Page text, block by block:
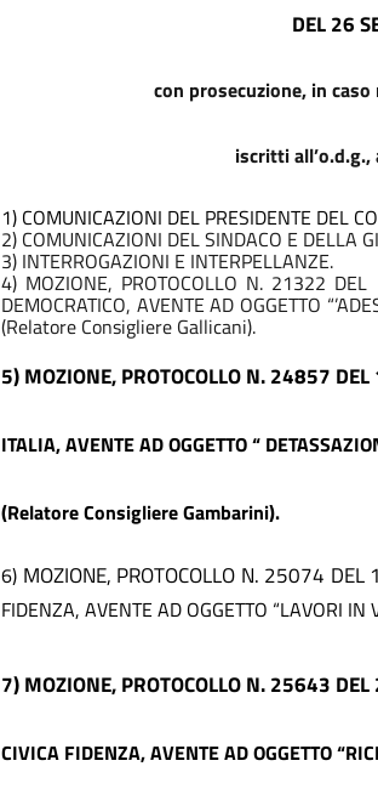
DEL26
con prosecuzione, in
iscritti
1) COMUNICAZIONI DEL PRESIDENTE DEL
2) COMUNICAZIONI DEL SINDACO E DELLA
3) INTERROGAZIONI E INTERPELLANZE.
4) MOZIONE, PROTOCOLLO N. 21322
DEMOCRATICO, AVENTE AD OGGETTO
(Relatore Consigliere Gallicani).
5) MOZIONE, PROTOCOLLO N. 24857
ITALIA, AVENTE AD OGGETTO “
(Relatore Consigliere Gambarini).
6) MOZIONE, PROTOCOLLO N. 25074 DEL
FIDENZA, AVENTE AD OGGETTO “LAVORI
7) MOZIONE, PROTOCOLLO N. 25643
CIVICA FIDENZA,AVENTE AD OGGETTO